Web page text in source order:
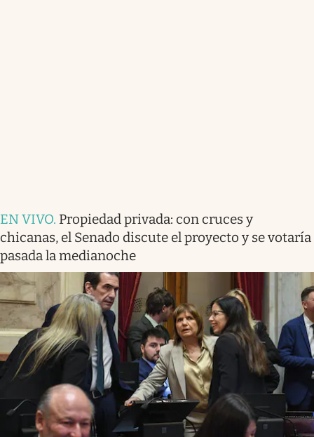
EN VIVO. Propiedad privada: con cruces y
chicanas, el Senado discute el proyecto y se votaría
pasada la medianoche